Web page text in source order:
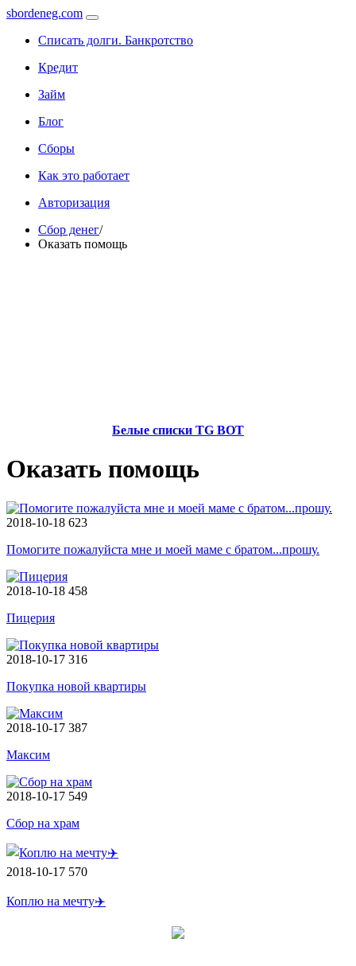
sbordeneg.com
Списать долги. Банкротство
Кредит
Займ
Блог
Сборы
Как это работает
Авторизация
Сбор денег/
Оказать помощь
Белые списки TG BOT
Оказать помощь
2018-10-18 623
Помогите пожалуйста мне и моей маме с братом...прошу.
2018-10-18 458
Пицерия
2018-10-17 316
Покупка новой квартиры
2018-10-17 387
Максим
2018-10-17 549
Сбор на храм
2018-10-17 570
Коплю на мечту✈️